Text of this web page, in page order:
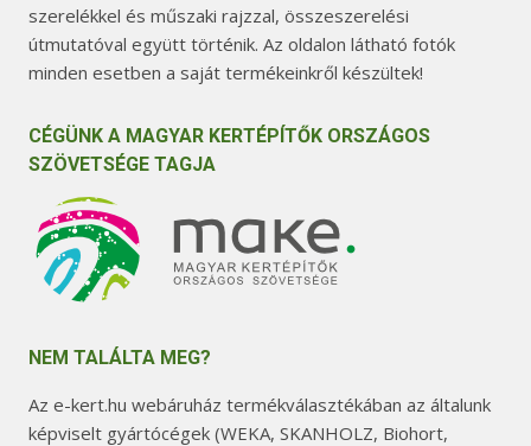
szerelékkel és műszaki rajzzal, összeszerelési
útmutatóval együtt történik. Az oldalon látható fotók
minden esetben a saját termékeinkről készültek!
CÉGÜNK A MAGYAR KERTÉPÍTŐK ORSZÁGOS
SZÖVETSÉGE TAGJA
NEM TALÁLTA MEG?
Az e-kert.hu webáruház termékválasztékában az általunk
képviselt gyártócégek (WEKA, SKANHOLZ, Biohort,